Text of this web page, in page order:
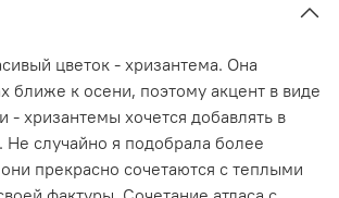
цветок - хризантема. Она
ближе к осени, поэтому акцент в виде
- хризантемы хочется добавлять в
Не случайно я подобрала более
прекрасно сочетаются с теплыми